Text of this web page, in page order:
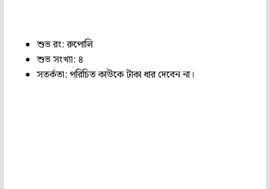
শুভ রং: রুপোলি
শুভ সংখ্যা: ৪
সতর্কতা: পরিচিত কাউকে টাকা ধার দেবেন না।